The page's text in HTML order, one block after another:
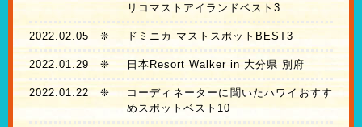
リコマストアイランドベスト3
2022.02.05 ❊ ドミニカ マストスポットBEST3
2022.01.29 ❊ 日本Resort Walker in 大分県 別府
2022.01.22❊
コーディネーターに聞いたハワイおすす
めスポットベスト10